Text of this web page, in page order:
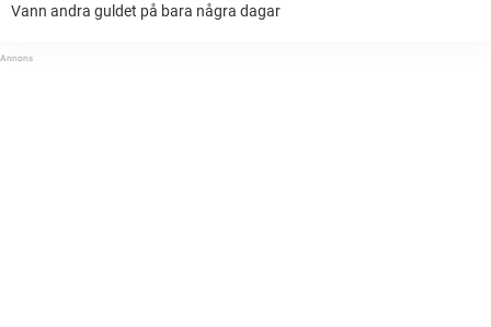
Vann andra guldet på bara några dagar